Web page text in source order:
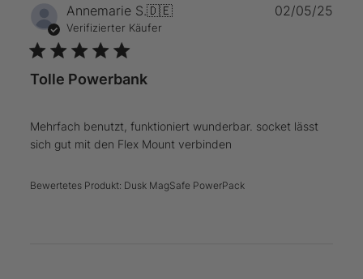
Annemarie S.🇩🇪
Verifizierter Käufer
Tolle Powerbank
Mehrfach benutzt, funktioniert wunderbar. socket lässt
sich gut mit den Flex Mount verbinden
Bewertetes Produkt: Dusk MagSafe PowerPack
02/05/25